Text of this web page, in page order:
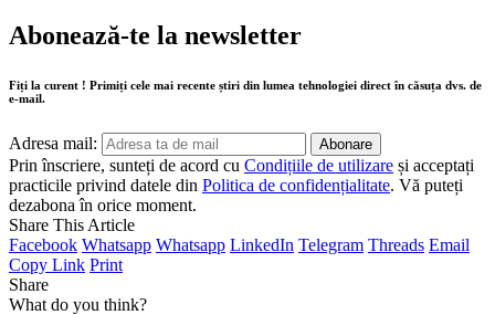
Abonează-te la newsletter
Fiți la curent ! Primiți cele mai recente știri din lumea tehnologiei direct în căsuța dvs. de
e-mail.
Adresa mail:
Prin înscriere, sunteți de acord cu Condițiile de utilizare și acceptați
practicile privind datele din Politica de confidențialitate. Vă puteți
dezabona în orice moment.
Share This Article
Facebook Whatsapp Whatsapp LinkedIn Telegram Threads Email
Copy Link Print
Share
What do you think?